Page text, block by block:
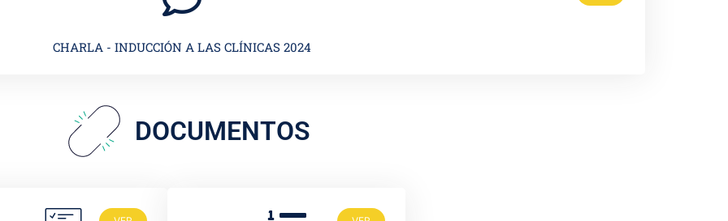
CHARLA - INDUCCIÓN A LAS CLÍNICAS 2024
DOCUMENTOS